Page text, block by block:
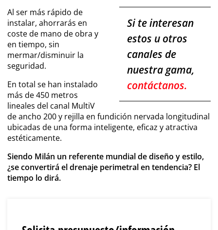
Si te interesan
estos u otros
canales de
nuestra gama,
contáctanos.
Al ser más rápido de
instalar, ahorrarás en
coste de mano de obra y
en tiempo, sin
mermar/disminuir la
seguridad.
En total se han instalado
más de 450 metros
lineales del canal MultiV
de ancho 200 y rejilla en fundición nervada longitudinal
ubicadas de una forma inteligente, eficaz y atractiva
estéticamente.
Siendo Milán un referente mundial de diseño y estilo,
¿se convertirá el drenaje perimetral en tendencia? El
tiempo lo dirá.